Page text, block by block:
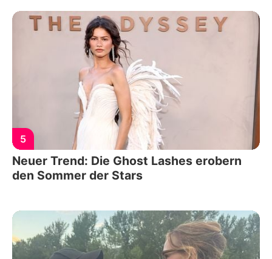
5
Neuer Trend: Die Ghost Lashes erobern
den Sommer der Stars